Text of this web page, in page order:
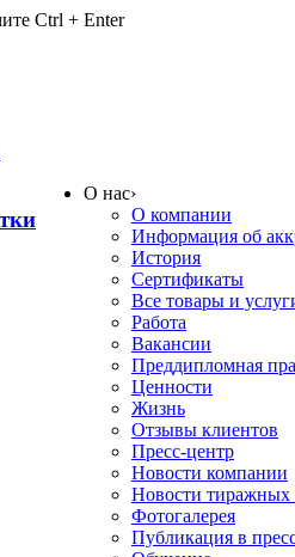
Ctrl + Enter
О нас›
О компании
Информация об
История
Сертификаты
Все товары и
Работа
Вакансии
Преддипломная
Ценности
Жизнь
Отзывы клиентов
Пресс-центр
Новости компании
Новости тиражных
Фотогалерея
Публикация в